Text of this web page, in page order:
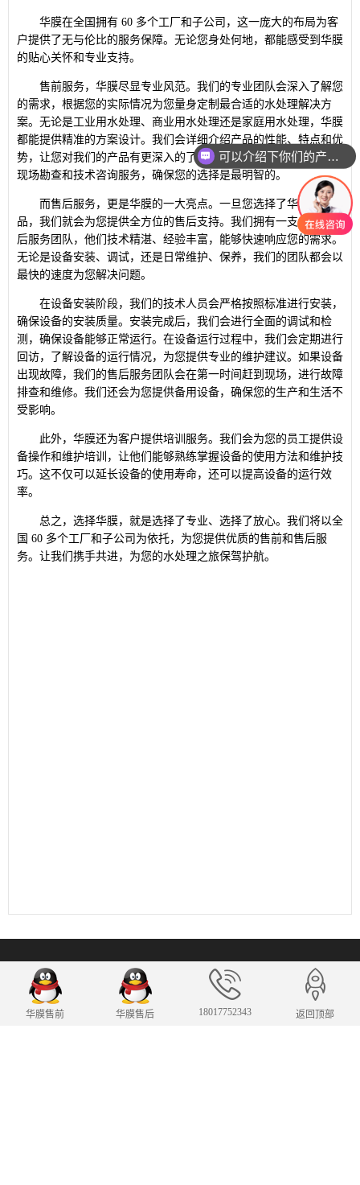
华膜在全国拥有 60 多个工厂和子公司，这一庞大的布局为客
户提供了无与伦比的服务保障。无论您身处何地，都能感受到华膜
的贴心关怀和专业支持。
售前服务，华膜尽显专业风范。我们的专业团队会深入了解您
的需求，根据您的实际情况为您量身定制最合适的水处理解决方
案。无论是工业用水处理、商业用水处理还是家庭用水处理，华膜
都能提供精准的方案设计。我们会详细介绍产品的性能、特点和优
势，让您对我们的产品有更深入的了解。同时，我们还会为您提供
现场勘查和技术咨询服务，确保您的选择是最明智的。
而售后服务，更是华膜的一大亮点。一旦您选择了华膜的产
品，我们就会为您提供全方位的售后支持。我们拥有一支专业的售
后服务团队，他们技术精湛、经验丰富，能够快速响应您的需求。
无论是设备安装、调试，还是日常维护、保养，我们的团队都会以
最快的速度为您解决问题。
在设备安装阶段，我们的技术人员会严格按照标准进行安装，
确保设备的安装质量。安装完成后，我们会进行全面的调试和检
测，确保设备能够正常运行。在设备运行过程中，我们会定期进行
回访，了解设备的运行情况，为您提供专业的维护建议。如果设备
出现故障，我们的售后服务团队会在第一时间赶到现场，进行故障
排查和维修。我们还会为您提供备用设备，确保您的生产和生活不
受影响。
此外，华膜还为客户提供培训服务。我们会为您的员工提供设
备操作和维护培训，让他们能够熟练掌握设备的使用方法和维护技
巧。这不仅可以延长设备的使用寿命，还可以提高设备的运行效
率。
总之，选择华膜，就是选择了专业、选择了放心。我们将以全
国 60 多个工厂和子公司为依托，为您提供优质的售前和售后服
务。让我们携手共进，为您的水处理之旅保驾护航。
联系我们
华膜售前 华膜售后 18017752343 返回顶部